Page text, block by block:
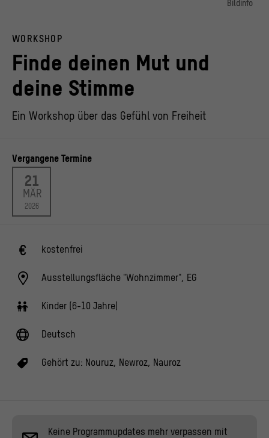
Bildinfo
© Blue Boat Books / Zilan Sarah Kößler
Buchcover des Bilderbuchs "Jina. Das Mädchen, das Leben heißt" von Zilan Sarah
WORKSHOP
Finde deinen Mut und
deine Stimme
Ein Workshop über das Gefühl von Freiheit
Vergangene Termine
21
MÄR
2026
kostenfrei
Ausstellungsfläche "Wohnzimmer", EG
Kinder (6-10 Jahre)
Deutsch
Gehört zu: Nouruz, Newroz, Nauroz
Keine Programmupdates mehr verpassen mit